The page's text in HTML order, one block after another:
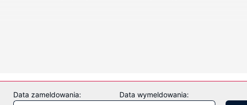
których wyposażenie to aneksy kuchenne (lodówka i płyta
to basen kryty, zjeżdżalnia wodna oraz sauna. Ten hotel oferuje
Data zameldowania: Data wymeldowania: